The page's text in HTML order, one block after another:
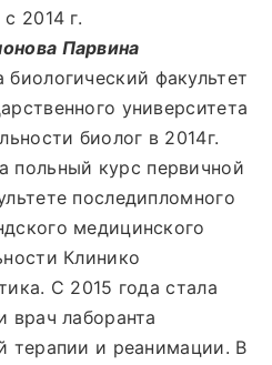
2014 г.
Парвина
биологический факультет
университета
биолог в 2014г.
польный курс первичной
последипломного
медицинского
Клинико
С 2015 года стала
врач лаборанта
терапии и реанимации. В